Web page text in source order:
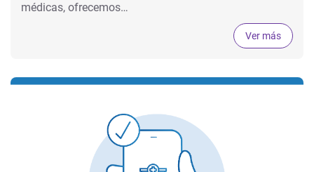
médicas, ofrecemos…
Ver más